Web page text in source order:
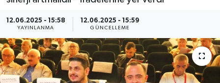
12.06.2025 - 15:58
YAYINLANMA
12.06.2025 - 15:59
GÜNCELLEME